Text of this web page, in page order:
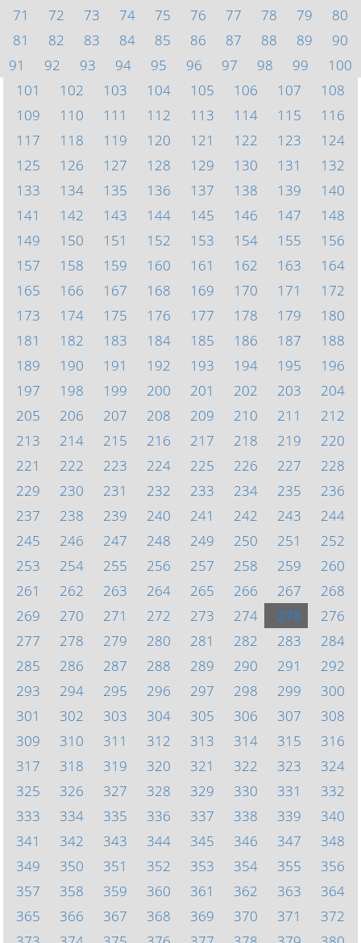
71
72 73 74 75 76 77 78 79
80
81
82 83 84 85 86 87 88 89
90
91
92 93 94 95 96 97 98 99
100
101
102 103 104 105 106 107
108
109
110 111 112 113 114 115
116
117
118 119 120 121 122 123
124
125
126 127 128 129 130 131
132
133
134 135 136 137 138 139
140
141
142 143 144 145 146 147
148
149
150 151 152 153 154 155
156
157
158 159 160 161 162 163
164
165
166 167 168 169 170 171
172
173
174 175 176 177 178 179
180
181
182 183 184 185 186 187
188
189
190 191 192 193 194 195
196
197
198 199 200 201 202 203
204
205
206 207 208 209 210 211
212
213
214 215 216 217 218 219
220
221
222 223 224 225 226 227
228
229
230 231 232 233 234 235
236
237
238 239 240 241 242 243
244
245
246 247 248 249 250 251
252
253
254 255 256 257 258 259
260
261
262 263 264 265 266 267
268
269
270 271 272 273 274 275
276
277
278 279 280 281 282 283
284
285
286 287 288 289 290 291
292
293
294 295 296 297 298 299
300
301
302 303 304 305 306 307
308
309
310 311 312 313 314 315
316
317
318 319 320 321 322 323
324
325
326 327 328 329 330 331
332
333
334 335 336 337 338 339
340
341
342 343 344 345 346 347
348
349
350 351 352 353 354 355
356
357
358 359 360 361 362 363
364
365
366 367 368 369 370 371
372